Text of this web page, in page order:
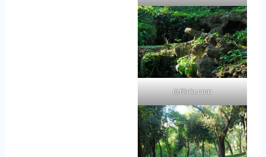
flickr.com@